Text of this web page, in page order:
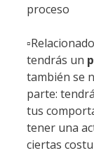
proceso
tendrás un
también se
parte:
tus
tener una
ciertas